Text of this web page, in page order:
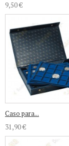
9,50 €
Caso para...
31,90 €